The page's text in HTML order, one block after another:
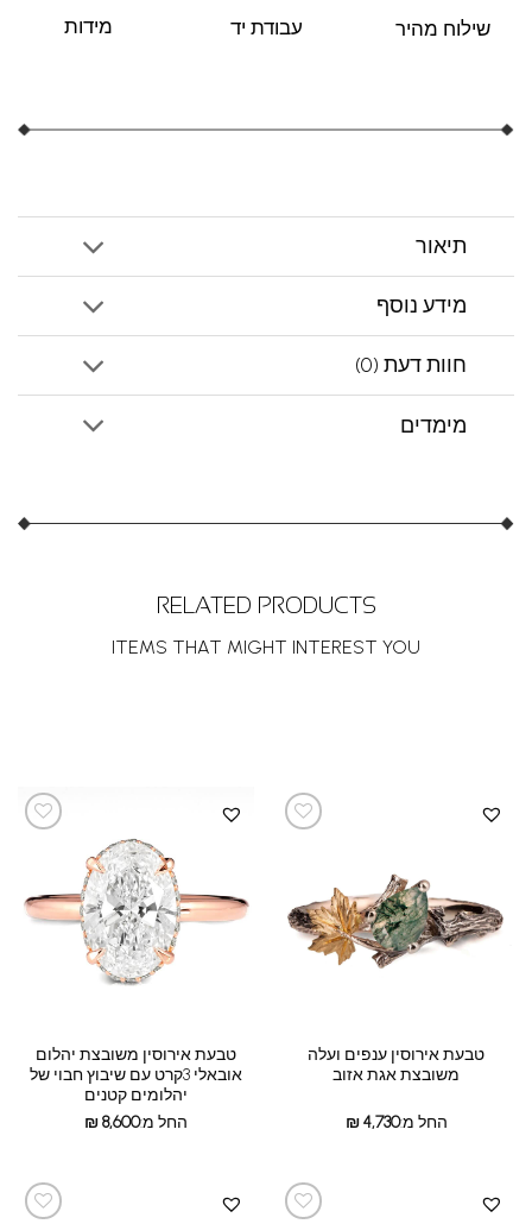
שילוח מהיר עבודת יד מידות
תיאור
מידע נוסף
חוות דעת (0)
מימדים
RELATED PRODUCTS
ITEMS THAT MIGHT INTEREST YOU
טבעת אירוסין ענפים ועלה
משובצת אגת אזוב
החל מ: ₪4,730
טבעת אירוסין משובצת יהלום
אובאלי 3קרט עם שיבוץ חבוי של
יהלומים קטנים
החל מ:
₪8,600